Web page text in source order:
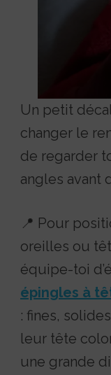
Un petit
changer le
de regarder
angles avant
📍 Pour
oreilles ou
équipe-toi
épingles à
: fines,
leur tête
une grande